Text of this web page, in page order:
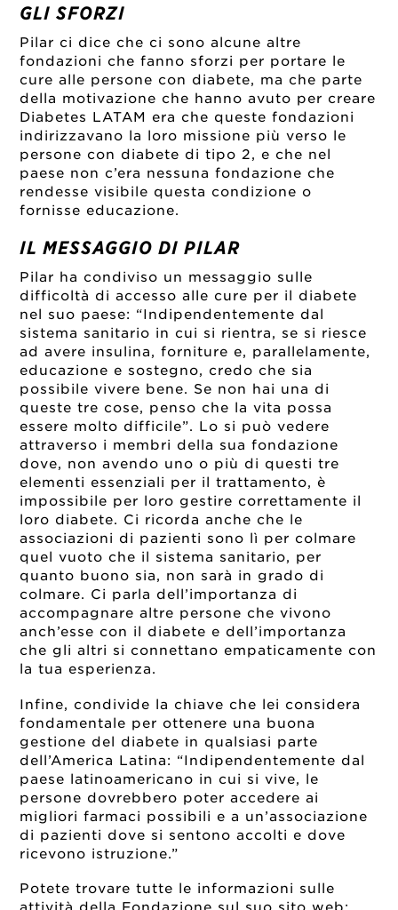
GLI SFORZI
Pilar ci dice che ci sono alcune altre
fondazioni che fanno sforzi per portare le
cure alle persone con diabete, ma che parte
della motivazione che hanno avuto per creare
Diabetes LATAM era che queste fondazioni
indirizzavano la loro missione più verso le
persone con diabete di tipo 2, e che nel
paese non c’era nessuna fondazione che
rendesse visibile questa condizione o
fornisse educazione.
IL MESSAGGIO DI PILAR
Pilar ha condiviso un messaggio sulle
difficoltà di accesso alle cure per il diabete
nel suo paese: “Indipendentemente dal
sistema sanitario in cui si rientra, se si riesce
ad avere insulina, forniture e, parallelamente,
educazione e sostegno, credo che sia
possibile vivere bene. Se non hai una di
queste tre cose, penso che la vita possa
essere molto difficile”. Lo si può vedere
attraverso i membri della sua fondazione
dove, non avendo uno o più di questi tre
elementi essenziali per il trattamento, è
impossibile per loro gestire correttamente il
loro diabete. Ci ricorda anche che le
associazioni di pazienti sono lì per colmare
quel vuoto che il sistema sanitario, per
quanto buono sia, non sarà in grado di
colmare. Ci parla dell’importanza di
accompagnare altre persone che vivono
anch’esse con il diabete e dell’importanza
che gli altri si connettano empaticamente con
la tua esperienza.
Infine, condivide la chiave che lei considera
fondamentale per ottenere una buona
gestione del diabete in qualsiasi parte
dell’America Latina: “Indipendentemente dal
paese latinoamericano in cui si vive, le
persone dovrebbero poter accedere ai
migliori farmaci possibili e a un’associazione
di pazienti dove si sentono accolti e dove
ricevono istruzione.”
Potete trovare tutte le informazioni sulle